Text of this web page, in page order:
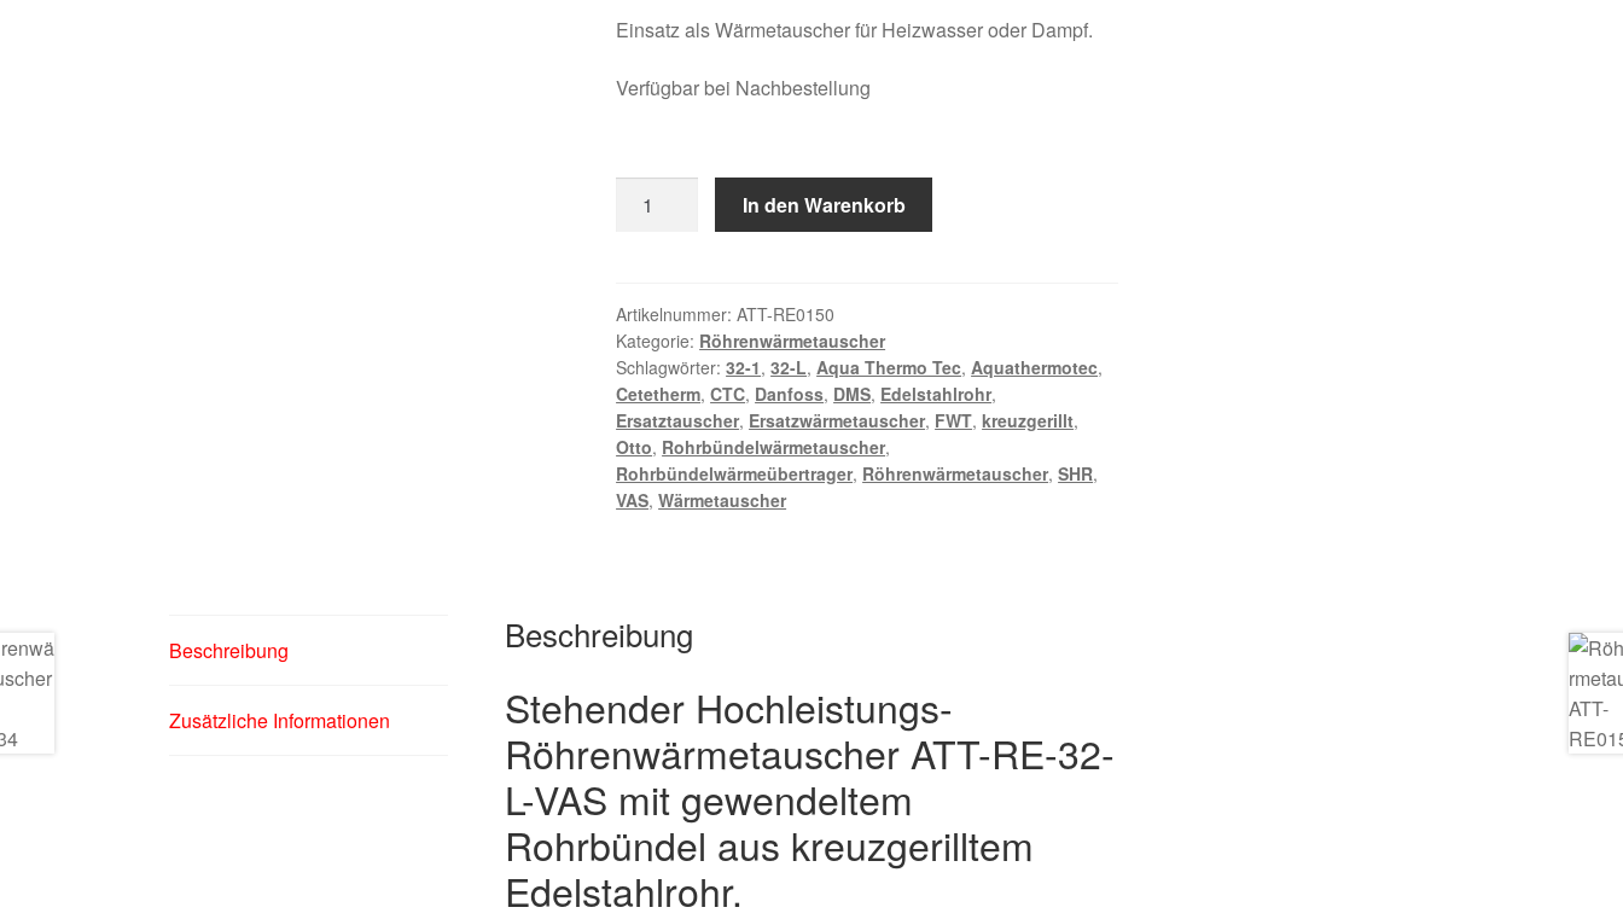
Einsatz als Wärmetauscher für Heizwasser oder Dampf.
Verfügbar bei Nachbestellung
Röhrenwärmetauscher
ATT-
L-
VAS
Menge
In den Warenkorb
Artikelnummer:ATT-RE0150
Kategorie: Röhrenwärmetauscher
Schlagwörter:32-1,32-L, Aqua Thermo Tec, Aquathermotec,
Cetetherm,CTC, Danfoss, DMS, Edelstahlrohr,
Ersatztauscher, Ersatzwärmetauscher, FWT,kreuzgerillt,
Otto, Rohrbündelwärmetauscher,
Rohrbündelwärmeübertrager, Röhrenwärmetauscher,SHR,
VAS,Wärmetauscher
Beschreibung
Zusätzliche Informationen
Beschreibung
Stehender Hochleistungs-
Röhrenwärmetauscher ATT-RE-32-
L-VAS mit gewendeltem
Rohrbündel aus kreuzgerilltem
Edelstahlrohr.